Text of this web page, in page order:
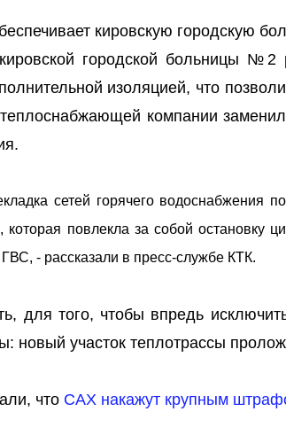
кировскую городскую
городской больницы №2
изоляцией, что
компании
сетей горячего водоснабжения
которая повлекла за собой остановку
- рассказали в пресс-службе КТК.
для того, чтобы впредь
новый участок теплотрассы
что САХ накажут крупным